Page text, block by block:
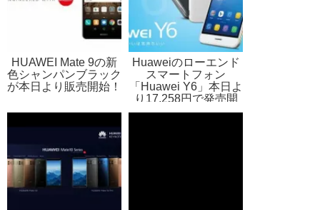
HUAWEI Mate 9の新
色シャンパンブラック
が本日より販売開始！
Huaweiのローエンド
スマートフォン
「Huawei Y6」本日よ
り17,258円で発売開
始！